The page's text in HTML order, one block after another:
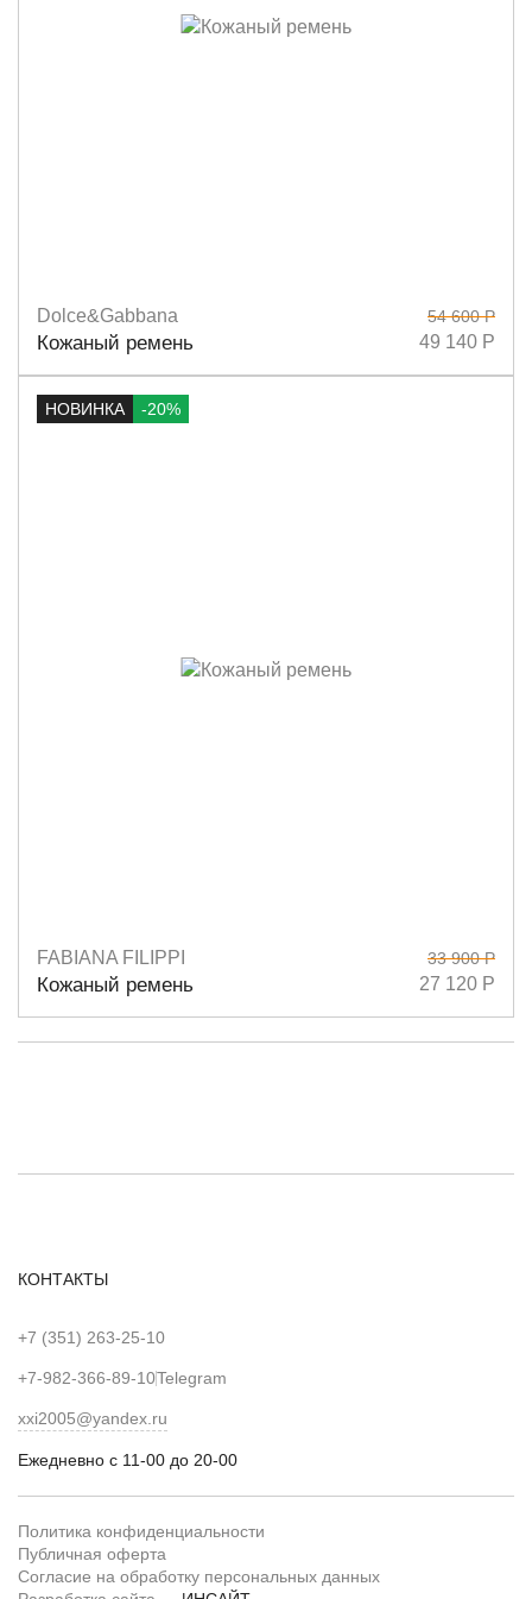
Размеры80
Dolce&Gabbana
Кожаный ремень
54 600 Р
49 140 Р
НОВИНКА -20%
РазмерыS
FABIANA FILIPPI
Кожаный ремень
33 900 Р
27 120 Р
КОНТАКТЫ
+7 (351) 263-25-10
+7-982-366-89-10Telegram
xxi2005@yandex.ru
Ежедневно с 11-00 до 20-00
Политика конфиденциальности
Публичная оферта
Согласие на обработку персональных данных